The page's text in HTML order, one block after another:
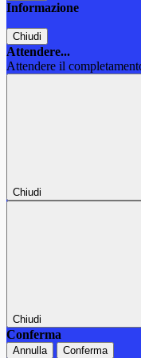
Informazione
Chiudi
Attendere...
Attendere il
Chiudi
Chiudi
Conferma
Annulla Conferma